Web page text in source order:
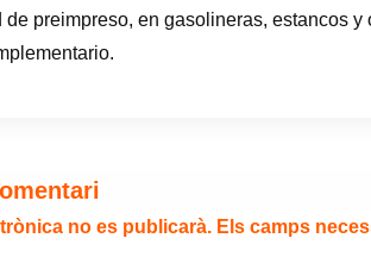
de preimpreso, en gasolineras, estancos y
no es publicarà. Els camps